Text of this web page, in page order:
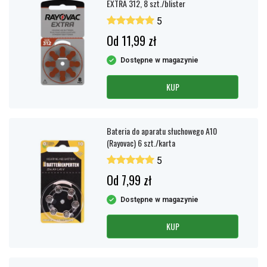
EXTRA 312, 8 szt./blister
5
Od 11,99 zł
Dostępne w magazynie
KUP
Bateria do aparatu słuchowego A10
(Rayovac) 6 szt./karta
5
Od 7,99 zł
Dostępne w magazynie
KUP